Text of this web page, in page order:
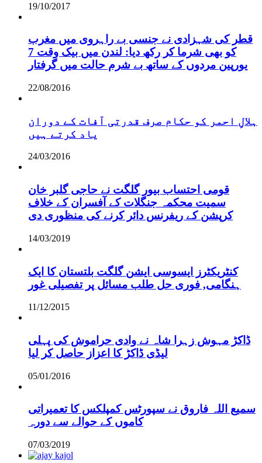
19/10/2017
قطر کی شہزادی نے جنسی بے راہروی میں مغرب
کو بھی شرما کر رکھ دیا: لندن میں بیک وقت 7
یورپین مردوں کے ساتھ بے شرم حالت میں گرفتار
22/08/2016
ہلالِ احمر کو حکام صرف قدرتی آفات کے دوران
یاد کرتے ہیں
24/03/2016
قومی احتساب بیور گلگت نے حاجی گلبر خان
سمیت محکمہ جنگلات کے آفسران کے خلاف
کرپشن کے ریفرنس دائر کرنے کی منظوری دی
14/03/2019
کنٹریکٹرز ایسوسی ایشن گلگت بلتستان کا ایک
ہنگامی, فوری حل طلب مسائل پر تفصیلی غور
11/12/2015
ڈاکڑ مہوش زہرا شاہ نے وادی حراموش کی پہلی
لیڈی ڈاکڑ کا اعزاز حاصل کر لیا
05/01/2016
سمیع اللہ فاروق نے سپورٹس کمپلکس کا تعمیراتی
کاموں کے حوالے سے دورہ
07/03/2019